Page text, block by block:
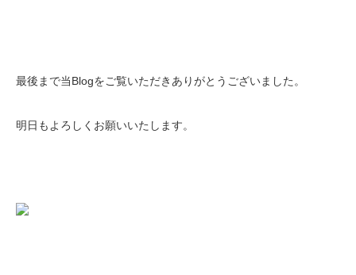
最後まで当Blogをご覧いただきありがとうございました。
明日もよろしくお願いいたします。